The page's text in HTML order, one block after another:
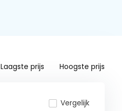
Laagste prijs Hoogste prijs
Vergelijk